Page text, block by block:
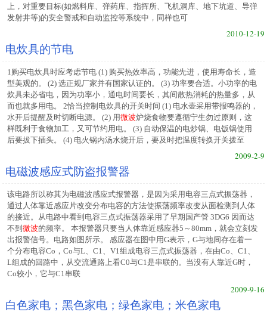
上，对重要目标(如燃料库、弹药库、指挥所、飞机洞库、地下坑道、导弹
发射井等)的安全警戒和自动监控等系统中，同样也可
2010-12-19
电炊具的节电
1购买电炊具时应考虑节电 (1) 购买热效率高，功能先进，使用寿命长，造
型美观的。 (2) 选正规厂家并有国家认证的。 (3) 功率要合适。小功率的电
炊具未必省电，因为功率小，通电时间要长，其间散热消耗的热量多，从
而也就多用电。 2恰当控制电炊具的开关时间 (1) 电水壶采用带报鸣器的，
水开后提醒及时切断电源。 (2) 用微波炉烧食物要遵循宁生勿过原则，这
样既利于食物加工，又可节约用电。 (3) 自动保温的电炒锅、电饭锅使用
后要拔下插头。 (4) 电火锅内汤水烧开后，要及时把温度转换开关拨至
2009-2-9
电磁波感应式防盗报警器
该电路所以称其为电磁波感应式报警器，是因为采用电容三点式振荡器，
通过人体靠近感应片改变分布电容的方法使振荡频率改变从面检测到人体
的接近。从电路中看到电容三点式振荡器采用了早期国产管 3DG6 因而达
不到微波的频率。 本报警器只要当人体靠近感应器5～80mm，就会立刻发
出报警信号。电路如图所示。 感应器在图中用G表示，G与地间存在着一
个分布电容Co，Co与L、C1、V1组成电容三点式振荡器，在由Co、C1、
L组成的回路中，从交流通路上看C0与C1是串联的。当没有人靠近G时，
Co较小，它与C1串联
2009-9-16
白色家电；黑色家电；绿色家电；米色家电